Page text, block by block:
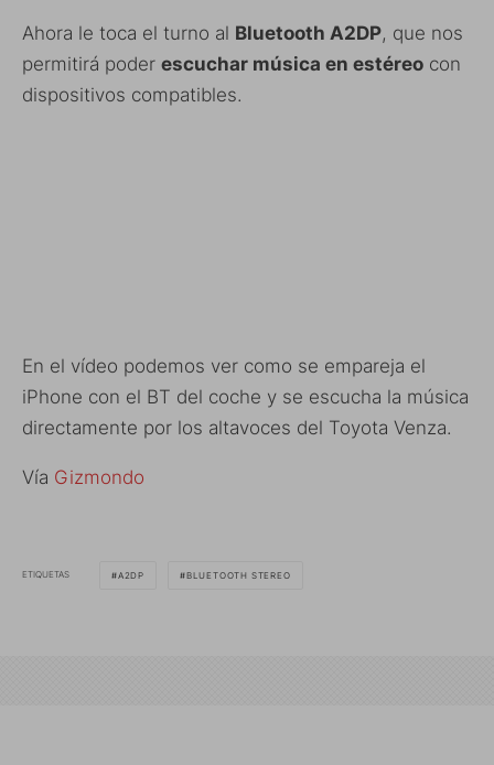
Ahora le toca el turno al Bluetooth A2DP, que nos
permitirá poder escuchar música en estéreo con
dispositivos compatibles.
En el vídeo podemos ver como se empareja el
iPhone con el BT del coche y se escucha la música
directamente por los altavoces del Toyota Venza.
Vía Gizmondo
ETIQUETAS A2DP BLUETOOTH STEREO